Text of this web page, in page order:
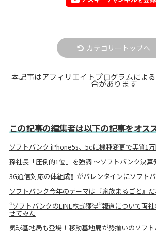
カテゴリートップへ
本記事はアフィリエイトプログラムによ
合があります
この記事の編集者は以下の記事をオス
ソフトバンク iPhone5s、5cに機種変更で実質1
孫社長「圧倒的1位」を強調 ～ソフトバンク決算
3G通信対応の体組成計がバレンタインにソフト
ソフトバンク今年のテーマは『家族まるごと』
“ソフトバンクのLINE株式獲得”報道について両
せてみた
気球基地局も登場！移動基地局が勢揃いのソフ